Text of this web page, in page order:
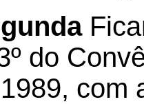
do
com